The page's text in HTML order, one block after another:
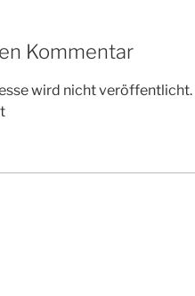
Kommentar
wird nicht veröffentlicht.